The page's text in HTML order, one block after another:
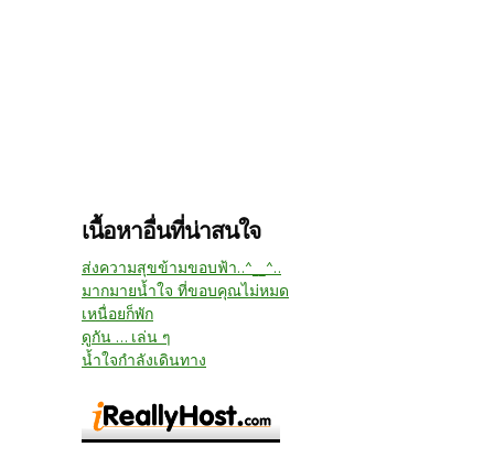
เนื้อหาอื่นที่น่าสนใจ
ส่งความสุขข้ามขอบฟ้า..^__^..
มากมายน้ำใจ ที่ขอบคุณไม่หมด
เหนื่อยก็พัก
ดูกัน ... เล่น ๆ
น้ำใจกำลังเดินทาง